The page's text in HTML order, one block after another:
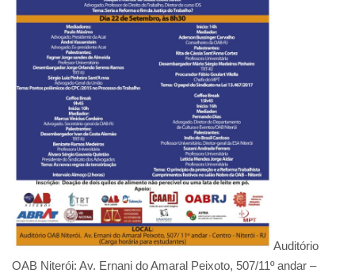
Auditório
OAB Niterói: Av. Ernani do Amaral Peixoto, 507/11º andar –